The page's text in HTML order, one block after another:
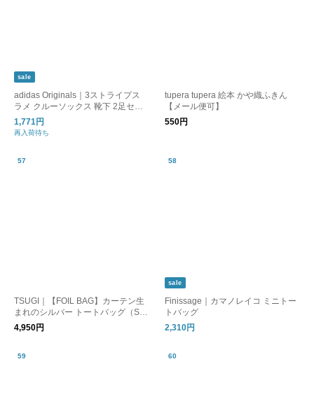
sale
adidas Originals｜3ストライプス
ラメ クルーソックス 靴下 2足セッ
ト 3 STRIPES GLITTER CREW SO
CKS 2 PAIRS ka985
1,771円
再入荷待ち
tupera tupera 絵本 かや織ふきん
【メール便可】
550円
TSUGI｜【FOIL BAG】カーテン生
まれのシルバー トートバッグ（SHI
WA/FLAT）
4,950円
sale
Finissage｜カマノレイコ ミニトー
トバッグ
2,310円